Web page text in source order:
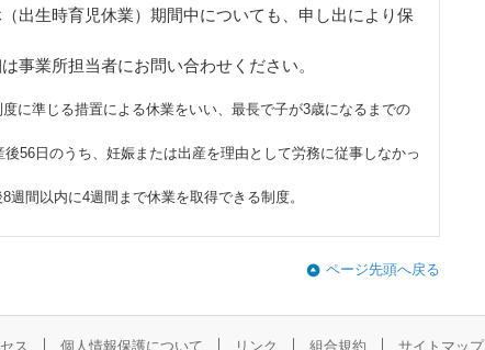
出生時育児休業）期間中についても、申し出により保
事業所担当者にお問い合わせください。
に準じる措置による休業をいい、最長で子が3歳になるまでの
56日のうち、妊娠または出産を理由として労務に従事しなかっ
間以内に4週間まで休業を取得できる制度。
ページ先頭へ戻る
ス 個人情報保護について リンク 組合規約 サイトマップ